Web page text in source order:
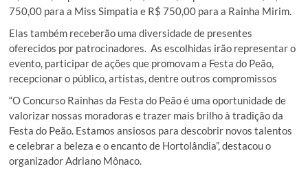
750,00 para a Miss Simpatia e R$ 750,00 para a Rainha Mirim.
Elas também receberão uma diversidade de presentes
oferecidos por patrocinadores. As escolhidas irão representar o
evento, participar de ações que promovam a Festa do Peão,
recepcionar o público, artistas, dentre outros compromissos
“O Concurso Rainhas da Festa do Peão é uma oportunidade de
valorizar nossas moradoras e trazer mais brilho à tradição da
Festa do Peão. Estamos ansiosos para descobrir novos talentos
e celebrar a beleza e o encanto de Hortolândia”, destacou o
organizador Adriano Mônaco.